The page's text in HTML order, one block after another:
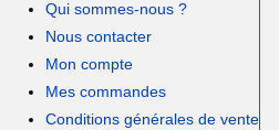
Qui sommes-nous ?
Nous contacter
Mon compte
Mes commandes
Conditions générales de vente